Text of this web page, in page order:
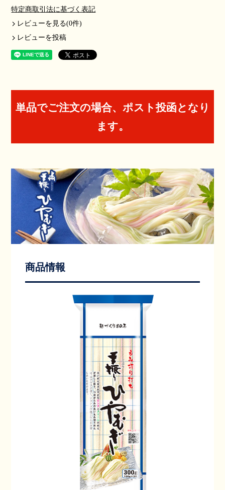
特定商取引法に基づく表記
レビューを見る(0件)
レビューを投稿
単品でご注文の場合、ポスト投函となり
ます。
商品情報